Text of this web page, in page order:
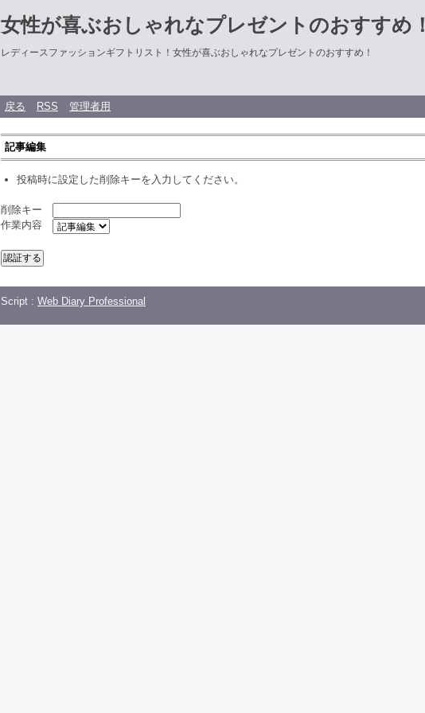
女性が喜ぶおしゃれなプレゼントのおすすめ！
レディースファッションギフトリスト！女性が喜ぶおしゃれなプレゼントのおすすめ！
戻る RSS 管理者用
記事編集
投稿時に設定した削除キーを入力してください。
削除キー
作業内容
Script : Web Diary Professional